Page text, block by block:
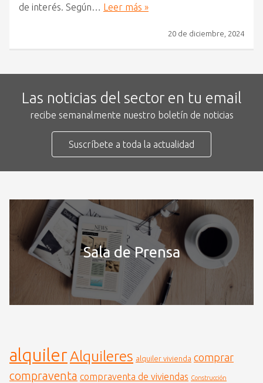
de interés. Según… Leer más »
20 de diciembre, 2024
Las noticias del sector en tu email
recibe semanalmente nuestro boletín de noticias
Suscríbete a toda la actualidad
Sala de Prensa
alquilerAlquileres alquiler vivienda comprar
compraventa compraventa de viviendas Construcción